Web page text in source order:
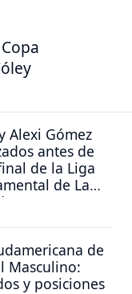
Alexi Gómez
antes de
de la Liga
de La
de
Masculino:
y posiciones